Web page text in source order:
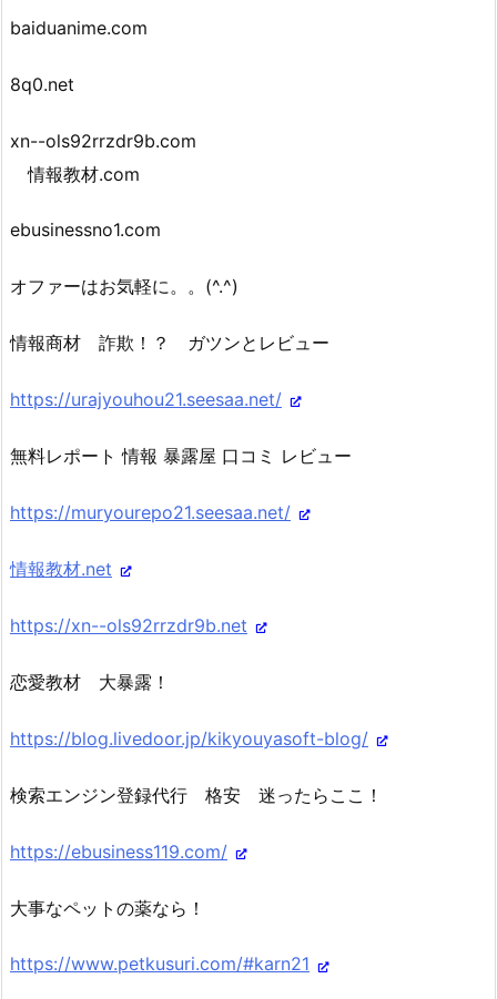
baiduanime.com
8q0.net
xn--ols92rrzdr9b.com
情報教材.com
ebusinessno1.com
オファーはお気軽に。。(^.^)
情報商材 詐欺！？ ガツンとレビュー
https://urajyouhou21.seesaa.net/
無料レポート 情報 暴露屋 口コミ レビュー
https://muryourepo21.seesaa.net/
情報教材.net
https://xn--ols92rrzdr9b.net
恋愛教材 大暴露！
https://blog.livedoor.jp/kikyouyasoft-blog/
検索エンジン登録代行 格安 迷ったらここ！
https://ebusiness119.com/
大事なペットの薬なら！
https://www.petkusuri.com/#karn21